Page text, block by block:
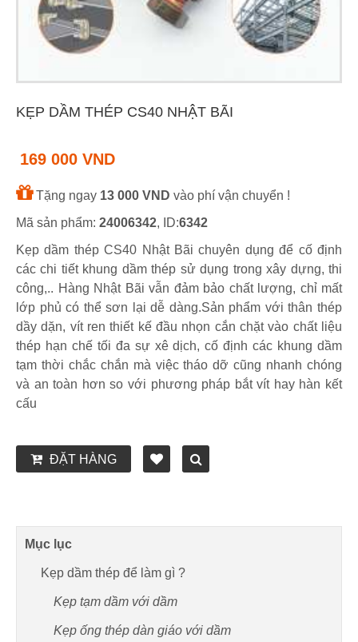
KẸP DẦM THÉP CS40 NHẬT BÃI
169 000 VND
Tặng ngay 13 000 VND vào phí vận chuyển !
Mã sản phẩm: 24006342, ID:6342
Kẹp dầm thép CS40 Nhật Bãi chuyên dụng để cố định
các chi tiết khung dầm thép sử dụng trong xây dựng, thi
công,.. Hàng Nhật Bãi vẫn đảm bảo chất lượng, chỉ mất
lớp phủ có thể sơn lại dễ dàng.Sản phẩm với thân thép
dầy dặn, vít ren thiết kế đầu nhọn cắn chặt vào chất liệu
thép hạn chế tối đa sự xê dịch, cố định các khung dầm
tạm thời chắc chắn mà việc tháo dỡ cũng nhanh chóng
và an toàn hơn so với phương pháp bắt vít hay hàn kết
cấu
ĐẶT HÀNG
Mục lục
Kẹp dầm thép để làm gì ?
Kẹp tạm dầm với dầm
Kẹp ống thép dàn giáo với dầm